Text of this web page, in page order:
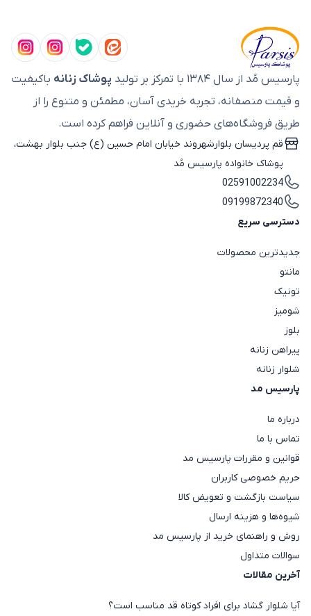
پارسیس مُد از سال ۱۳۸۴ با تمرکز بر تولید پوشاک زنانه باکیفیت
و قیمت منصفانه، تجربه خریدی آسان، مطمئن و متنوع را از
طریق فروشگاه‌های حضوری و آنلاین فراهم کرده است.
قم پردیسان بلوارشهروند خیابان امام حسین (ع) جنب بلوار بهشت،
پوشاک خانواده پارسیس مُد
02591002234
09199872340
دسترسی سریع
جدیدترین محصولات
مانتو
تونیک
شومیز
بلوز
پیراهن زنانه
شلوار زنانه
پارسیس مد
درباره ما
تماس با ما
قوانین و مقررات پارسیس مد
حریم خصوصی کاربران
سیاست بازگشت و تعویض کالا
شیوه‌ها و هزینه ارسال
روش و راهنمای خرید از پارسیس مد
سوالات متداول
آخرین مقالات
آیا شلوار گشاد برای افراد کوتاه قد مناسب است؟